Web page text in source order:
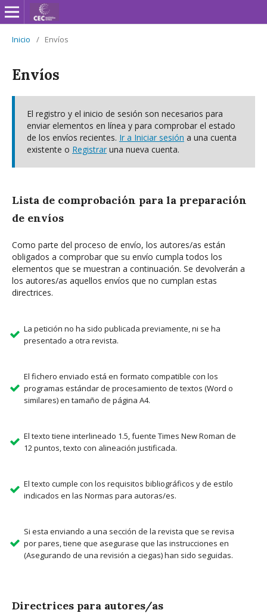
Inicio / Envíos
Envíos
El registro y el inicio de sesión son necesarios para
enviar elementos en línea y para comprobar el estado
de los envíos recientes. Ir a Iniciar sesión a una cuenta
existente o Registrar una nueva cuenta.
Lista de comprobación para la preparación
de envíos
Como parte del proceso de envío, los autores/as están
obligados a comprobar que su envío cumpla todos los
elementos que se muestran a continuación. Se devolverán a
los autores/as aquellos envíos que no cumplan estas
directrices.
La petición no ha sido publicada previamente, ni se ha
presentado a otra revista.
El fichero enviado está en formato compatible con los
programas estándar de procesamiento de textos (Word o
similares) en tamaño de página A4.
El texto tiene interlineado 1.5, fuente Times New Roman de
12 puntos, texto con alineación justificada.
El texto cumple con los requisitos bibliográficos y de estilo
indicados en las Normas para autoras/es.
Si esta enviando a una sección de la revista que se revisa
por pares, tiene que asegurase que las instrucciones en
(Asegurando de una revisión a ciegas) han sido seguidas.
Directrices para autores/as